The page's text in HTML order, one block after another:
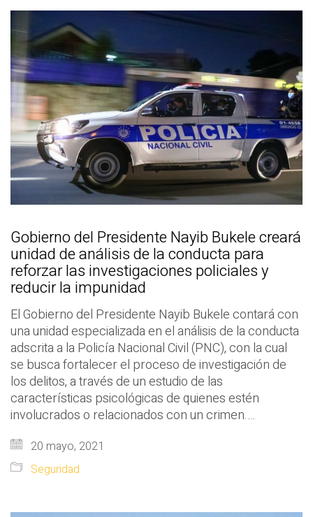
Gobierno del Presidente Nayib Bukele creará
unidad de análisis de la conducta para
reforzar las investigaciones policiales y
reducir la impunidad
El Gobierno del Presidente Nayib Bukele contará con
una unidad especializada en el análisis de la conducta
adscrita a la Policía Nacional Civil (PNC), con la cual
se busca fortalecer el proceso de investigación de
los delitos, a través de un estudio de las
características psicológicas de quienes estén
involucrados o relacionados con un crimen.…
20 mayo, 2021
Seguridad